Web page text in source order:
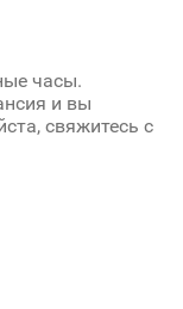
часы.
и вы
свяжитесь с